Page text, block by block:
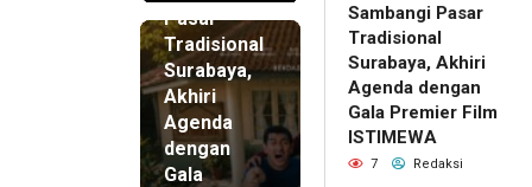
Pasar
Tradisional
Surabaya,
Akhiri
Agenda
dengan
Gala
Sambangi Pasar
Tradisional
Surabaya, Akhiri
Agenda dengan
Gala Premier Film
ISTIMEWA
7 Redaksi